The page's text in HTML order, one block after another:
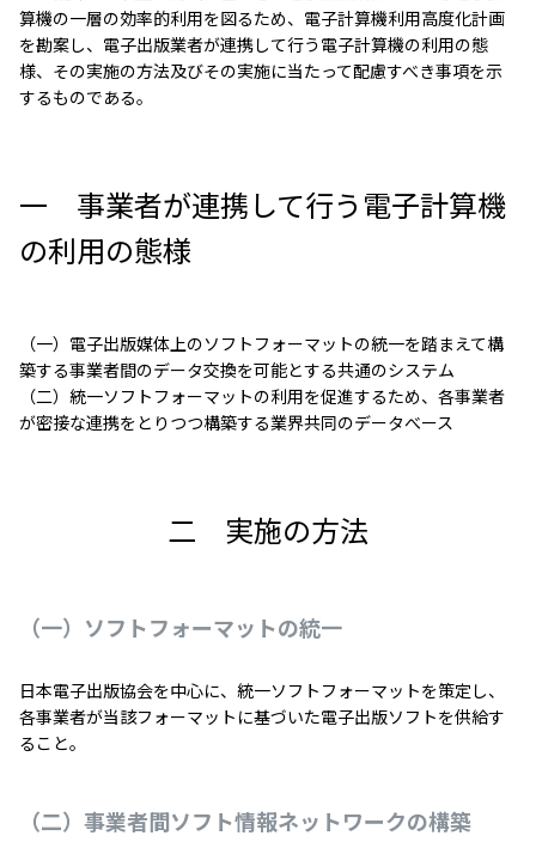
算機の一層の効率的利用を図るため、電子計算機利用高度化計画
を勘案し、電子出版業者が連携して行う電子計算機の利用の態
様、その実施の方法及びその実施に当たって配慮すべき事項を示
するものである。
一 事業者が連携して行う電子計算機
の利用の態様
（一）電子出版媒体上のソフトフォーマットの統一を踏まえて構
築する事業者間のデータ交換を可能とする共通のシステム
（二）統一ソフトフォーマットの利用を促進するため、各事業者
が密接な連携をとりつつ構築する業界共同のデータべース
二 実施の方法
（一）ソフトフォーマットの統一
日本電子出版協会を中心に、統一ソフトフォーマットを策定し、
各事業者が当該フォーマットに基づいた電子出版ソフトを供給す
ること。
（二）事業者間ソフト情報ネットワークの構築